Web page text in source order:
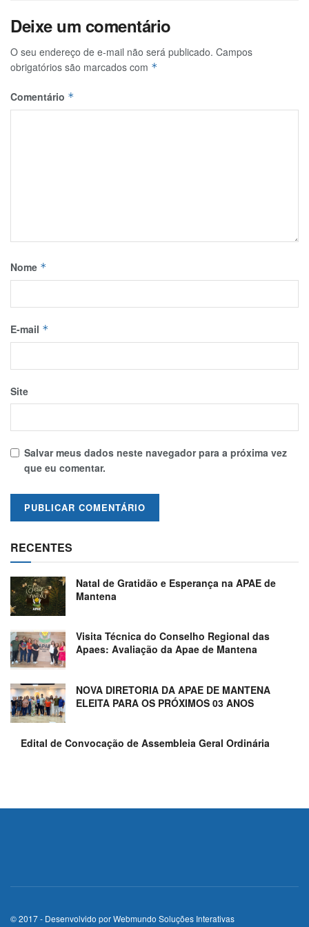
Deixe um comentário
O seu endereço de e-mail não será publicado. Campos
obrigatórios são marcados com *
Comentário *
Nome *
E-mail *
Site
Salvar meus dados neste navegador para a próxima vez
que eu comentar.
RECENTES
Natal de Gratidão e Esperança na APAE de
Mantena
Visita Técnica do Conselho Regional das
Apaes: Avaliação da Apae de Mantena
NOVA DIRETORIA DA APAE DE MANTENA
ELEITA PARA OS PRÓXIMOS 03 ANOS
Edital de Convocação de Assembleia Geral Ordinária
© 2017 - Desenvolvido porWebmundo Soluções Interativas